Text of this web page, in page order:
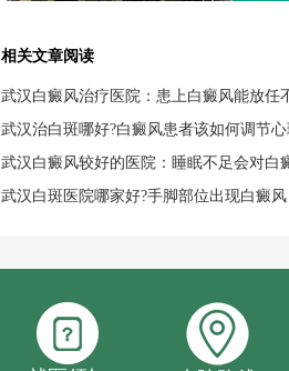
相关文章阅读
武汉白癜风治疗医院：患上白癜风能放任
武汉治白斑哪好?白癜风患者该如何调节心
武汉白癜风较好的医院：睡眠不足会对白
武汉白斑医院哪家好?手脚部位出现白癜风